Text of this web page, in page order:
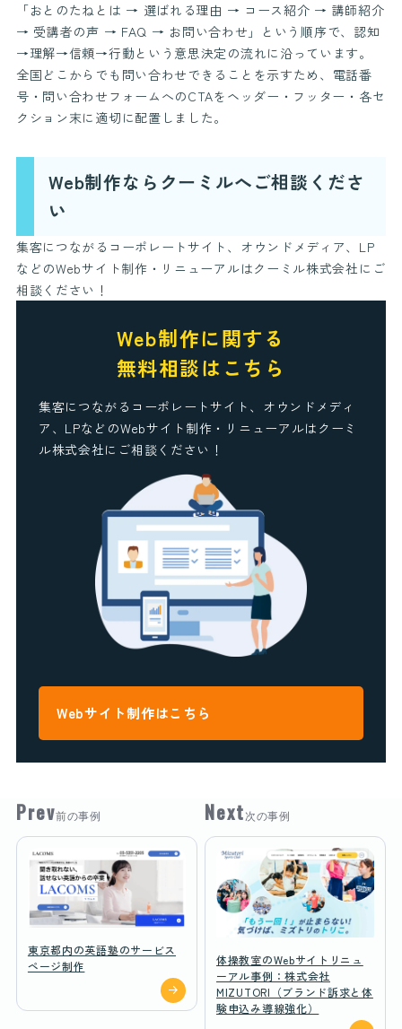
「おとのたねとは → 選ばれる理由 → コース紹介 → 講師紹介
→ 受講者の声 → FAQ → お問い合わせ」という順序で、認知
→理解→信頼→行動という意思決定の流れに沿っています。
全国どこからでも問い合わせできることを示すため、電話番
号・問い合わせフォームへのCTAをヘッダー・フッター・各セ
クション末に適切に配置しました。
Web制作ならクーミルへご相談くださ
い
集客につながるコーポレートサイト、オウンドメディア、LP
などのWebサイト制作・リニューアルはクーミル株式会社にご
相談ください！
Web制作に関する
無料相談はこちら
集客につながるコーポレートサイト、オウンドメディ
ア、LPなどのWebサイト制作・リニューアルはクーミ
ル株式会社にご相談ください！
Webサイト制作はこちら
Prev前の事例
東京都内の英語塾のサービス
ページ制作
Next次の事例
体操教室のWebサイトリニュ
ーアル事例：株式会社
MIZUTORI（ブランド訴求と体
験申込み導線強化）